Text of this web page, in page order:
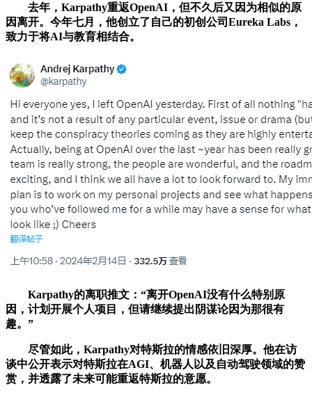
去年，Karpathy重返OpenAI，但不久后又因为相似的原
因离开。今年七月，他创立了自己的初创公司Eureka Labs，
致力于将AI与教育相结合。
Karpathy的离职推文：“离开OpenAI没有什么特别原
因，计划开展个人项目，但请继续提出阴谋论因为那很有
趣。”
尽管如此，Karpathy对特斯拉的情感依旧深厚。他在访
谈中公开表示对特斯拉在AGI、机器人以及自动驾驶领域的赞
赏，并透露了未来可能重返特斯拉的意愿。